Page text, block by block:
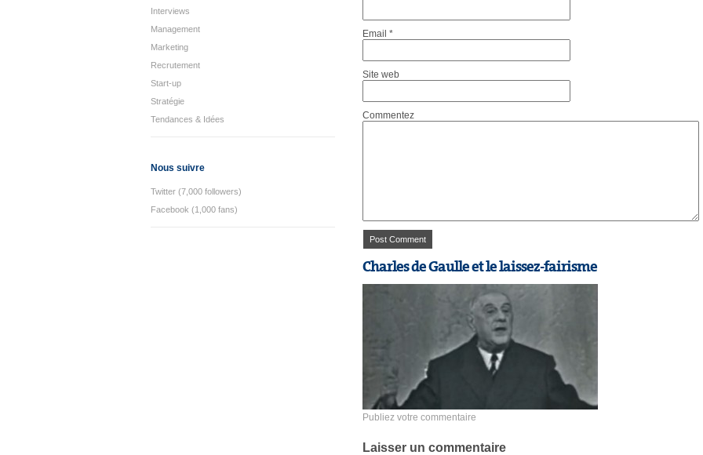
Interviews
Management
Marketing
Recrutement
Start-up
Stratégie
Tendances & Idées
Nous suivre
Twitter (7,000 followers)
Facebook (1,000 fans)
Email *
Site web
Commentez
Charles de Gaulle et le laissez-fairisme
Publiez votre commentaire
Laisser un commentaire